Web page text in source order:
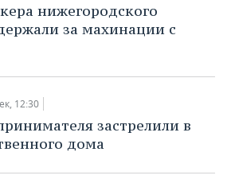
нижегородского
за махинации с
12:30
застрелили в
дома